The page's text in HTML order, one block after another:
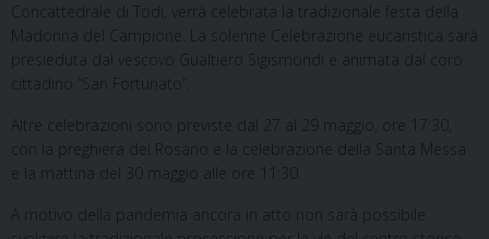
Concattedrale di Todi, verrà celebrata la tradizionale festa della
Madonna del Campione. La solenne Celebrazione eucaristica sarà
presieduta dal vescovo Gualtiero Sigismondi e animata dal coro
cittadino “San Fortunato”.
Altre celebrazioni sono previste dal 27 al 29 maggio, ore 17:30,
con la preghiera del Rosario e la celebrazione della Santa Messa
e la mattina del 30 maggio alle ore 11:30.
A motivo della pandemia ancora in atto non sarà possibile